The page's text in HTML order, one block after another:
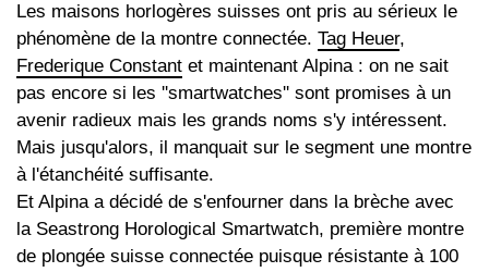
Les maisons horlogères suisses ont pris au sérieux le
phénomène de la montre connectée. Tag Heuer,
Frederique Constant et maintenant Alpina : on ne sait
pas encore si les ''smartwatches'' sont promises à un
avenir radieux mais les grands noms s'y intéressent.
Mais jusqu'alors, il manquait sur le segment une montre
à l'étanchéité suffisante.
Et Alpina a décidé de s'enfourner dans la brèche avec
la Seastrong Horological Smartwatch, première montre
de plongée suisse connectée puisque résistante à 100